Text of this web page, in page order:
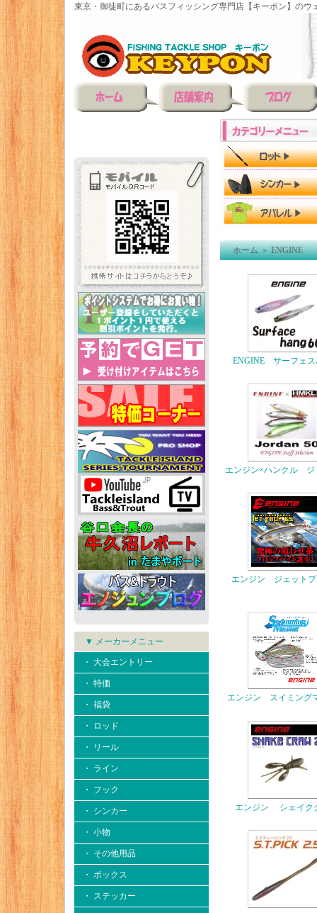
東京・御徒町にあるバスフィッシング専門店【キーポン】のウ
▼ メーカーメニュー
・ 大会エントリー
・ 特価
・ 福袋
・ ロッド
・ リール
・ ライン
・ フック
・ シンカー
・ 小物
・ その他用品
・ ボックス
・ ステッカー
ホーム＞ENGINE
ENGINE サーフェス
エンジン×ハンクル ジ
エンジン ジェットプ
エンジン スイミング
エンジン シェイク